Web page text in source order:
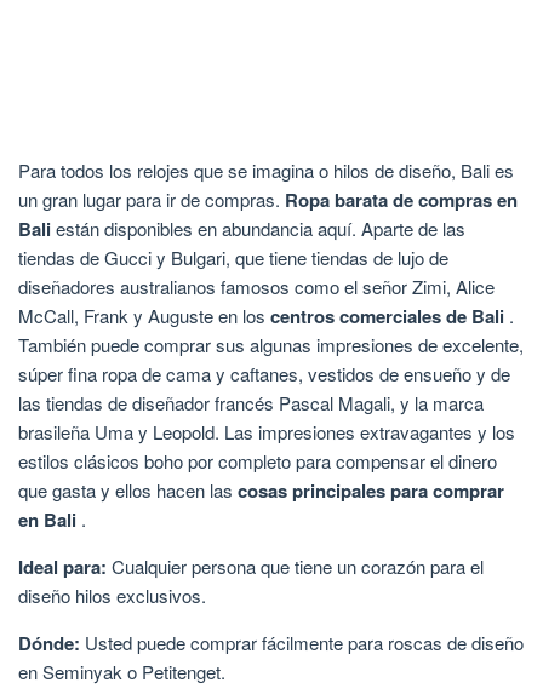
Para todos los relojes que se imagina o hilos de diseño, Bali es
un gran lugar para ir de compras. Ropa barata de compras en
Baliestán disponibles en abundancia aquí. Aparte de las
tiendas de Gucci y Bulgari, que tiene tiendas de lujo de
diseñadores australianos famosos como el señor Zimi, Alice
McCall, Frank y Auguste en los centros comerciales de Bali .
También puede comprar sus algunas impresiones de excelente,
súper fina ropa de cama y caftanes, vestidos de ensueño y de
las tiendas de diseñador francés Pascal Magali, y la marca
brasileña Uma y Leopold. Las impresiones extravagantes y los
estilos clásicos boho por completo para compensar el dinero
que gasta y ellos hacen las cosas principales para comprar
en Bali .
Ideal para: Cualquier persona que tiene un corazón para el
diseño hilos exclusivos.
Dónde: Usted puede comprar fácilmente para roscas de diseño
en Seminyak o Petitenget.